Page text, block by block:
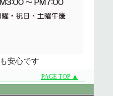
安心です
PAGE TOP ▲